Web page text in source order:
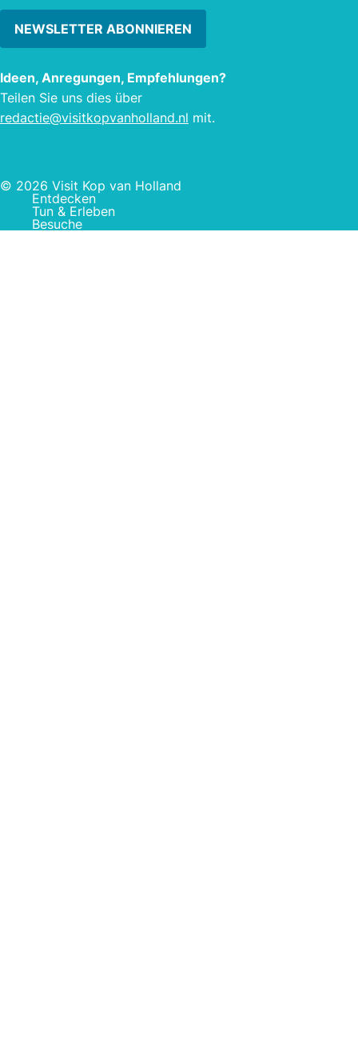
NEWSLETTER ABONNIEREN
Ideen, Anregungen, Empfehlungen?
Teilen Sie uns dies über
redactie@visitkopvanholland.nl mit.
© 2026 Visit Kop van Holland
Entdecken
Tun & Erleben
Besuche